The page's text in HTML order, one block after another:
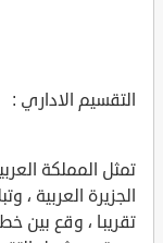
التقسيم الاداري :